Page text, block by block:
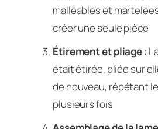
malléables et
créer une seule pièce
Étirement et pliage:
était étirée, pliée sur
de nouveau, répétant
plusieurs fois